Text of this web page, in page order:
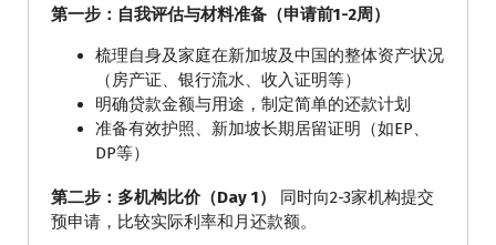
第一步：自我评估与材料准备（申请前1-2周）
梳理自身及家庭在新加坡及中国的整体资产状况
（房产证、银行流水、收入证明等）
明确贷款金额与用途，制定简单的还款计划
准备有效护照、新加坡长期居留证明（如EP、
DP等）
第二步：多机构比价（Day 1）
同时向2-3家机构提交
预申请，比较实际利率和月还款额。